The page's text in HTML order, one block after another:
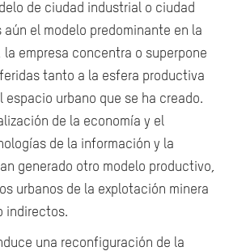
de ciudad industrial o ciudad
el modelo predominante en la
empresa concentra o superpone
tanto a la esfera productiva
espacio urbano que se ha creado.
de la economía y el
de la información y la
generado otro modelo productivo,
urbanos de la explotación minera
indirectos.
una reconfiguración de la